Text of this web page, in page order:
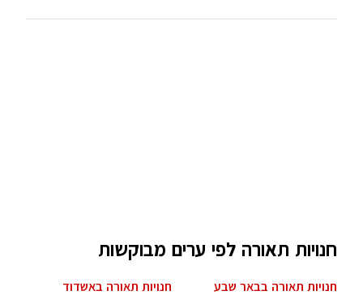
חנויות תאורה לפי ערים מבוקשות
חנויות תאורה בבאר שבע
חנויות תאורה באשדוד